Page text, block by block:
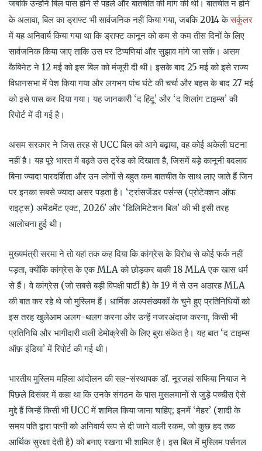
जबकि उन्होंने बिल पास होने से पहले और बातचीत की मांग की थी। बातचीत न होने
के अलावा, बिल का ड्राफ्ट भी सार्वजनिक नहीं किया गया, जबकि 2014 केसर्कुलर
में यह अनिवार्य किया गया था कि ड्राफ्ट कानून को कम से कम तीस दिनों के लिए
सार्वजनिक किया जाए ताकि उस पर टिप्पणियां और सुझाव मांगे जा सकें। असम
कैबिनेट ने 12 मई को इस बिल को मंजूरी दी थी। इसके बाद 25 मई को इसे राज्य
विधानसभा में पेश किया गया और लगभग पांच घंटे की चर्चा और बहस के बाद 27 मई
को इसे पास कर दिया गया। यह जानकारी ‘द हिंदू’ और ‘द शिलांग टाइम्स’ की
रिपोर्ट में दी गई है।
असम सरकार ने जिस तरह से UCC बिल को आगे बढ़ाया, वह कोई अकेली घटना
नहीं है। यह पूरे भारत में बढ़ते उस ट्रेंड को दिखाता है, जिसमें बड़े कानूनी बदलाव
बिना ज्यादा पारदर्शिता और उन लोगों से बहुत कम बातचीत के साथ लाए जाते हैं जिन
पर इनका सबसे ज्यादा असर पड़ता है। ‘ट्रांसजेंडर पर्सन्स (प्रोटेक्शन ऑफ
राइट्स) अमेंडमेंट एक्ट, 2026’ और ‘डिलिमिटेशन बिल’ की भी इसी तरह
आलोचना हुई थी।
मुख्यमंत्री सरमा ने तो यहां तक कह दिया कि कांग्रेस के विरोध से कोई फर्क नहीं
पड़ता, क्योंकि कांग्रेस के एक MLA को छोड़कर बाकी 18 MLA एक खास धर्म
से हैं। वे कांग्रेस (जो सबसे बड़ी विपक्षी पार्टी है) के 19 में से उन अठारह MLA
की बात कर रहे थे जो मुस्लिम हैं। धार्मिक अल्पसंख्यकों के चुने हुए प्रतिनिधियों को
इस तरह खुलेआम अलग-थलग करना और उन्हें नजरअंदाज करना, किसी भी
प्रतिनिधि और भागीदारी वाली डेमोक्रेसी के लिए बुरा संकेत है। यह बात ‘द टाइम्स
ऑफ़ इंडिया’ में रिपोर्ट की गई थी।
भारतीय मुस्लिम महिला आंदोलन की सह-संस्थापक डॉ. नूरजहां सफिया नियाज ने
पिछले दिसंबर में कहा था कि उनके संगठन के पास मुसलमानों से जुड़े पच्चीस ऐसे
मुद्दे हैं जिन्हें किसी भी UCC में शामिल किया जाना चाहिए; इनमें ‘मेहर’ (शादी के
समय पति द्वारा पत्नी को अनिवार्य रूप से दी जाने वाली रकम, जो कुछ हद तक
आर्थिक सुरक्षा देती है) को बनाए रखना भी शामिल है। इस बिल में मुस्लिम पर्सनल